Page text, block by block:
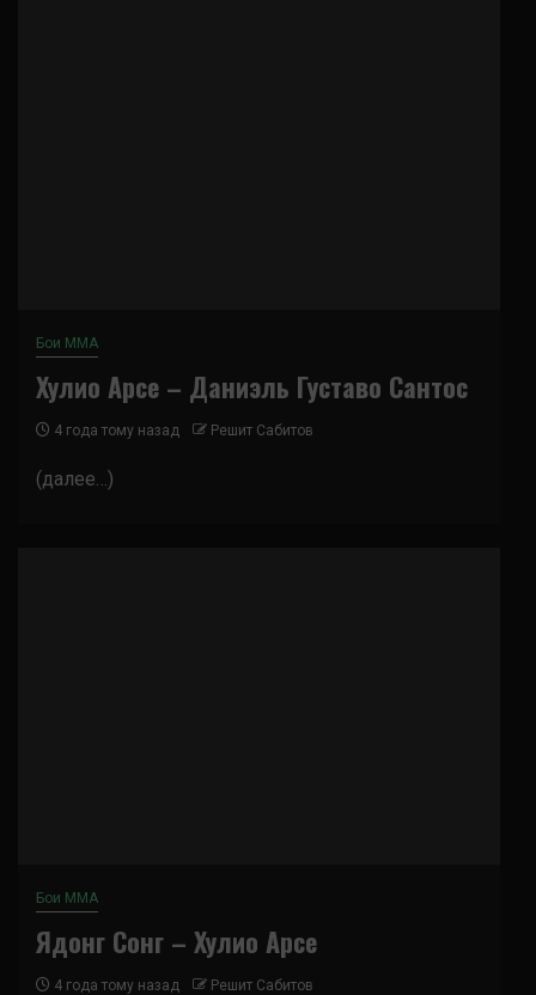
Бои ММА
Хулио Арсе – Даниэль Густаво Сантос
4 года тому назад Решит Сабитов
(далее…)
Бои ММА
Ядонг Сонг – Хулио Арсе
4 года тому назад Решит Сабитов